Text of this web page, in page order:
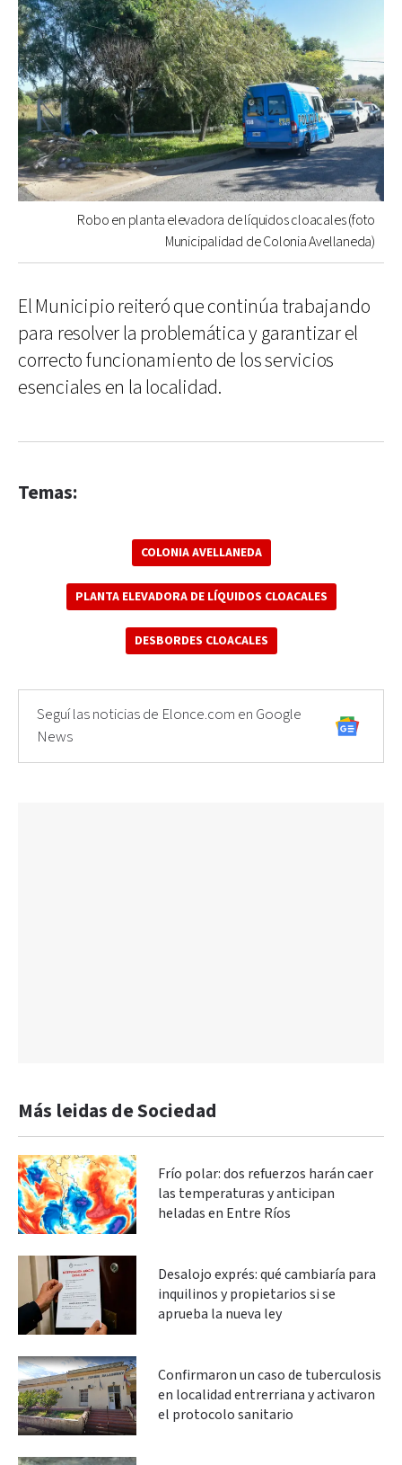
Robo en planta elevadora de líquidos cloacales (foto
Municipalidad de Colonia Avellaneda)
El Municipio reiteró que continúa trabajando
para resolver la problemática y garantizar el
correcto funcionamiento de los servicios
esenciales en la localidad.
Temas:
COLONIA AVELLANEDA
PLANTA ELEVADORA DE LÍQUIDOS CLOACALES
DESBORDES CLOACALES
Seguí las noticias de Elonce.com en Google
News
Más leidas de Sociedad
Frío polar: dos refuerzos harán caer
las temperaturas y anticipan
heladas en Entre Ríos
Desalojo exprés: qué cambiaría para
inquilinos y propietarios si se
aprueba la nueva ley
Confirmaron un caso de tuberculosis
en localidad entrerriana y activaron
el protocolo sanitario